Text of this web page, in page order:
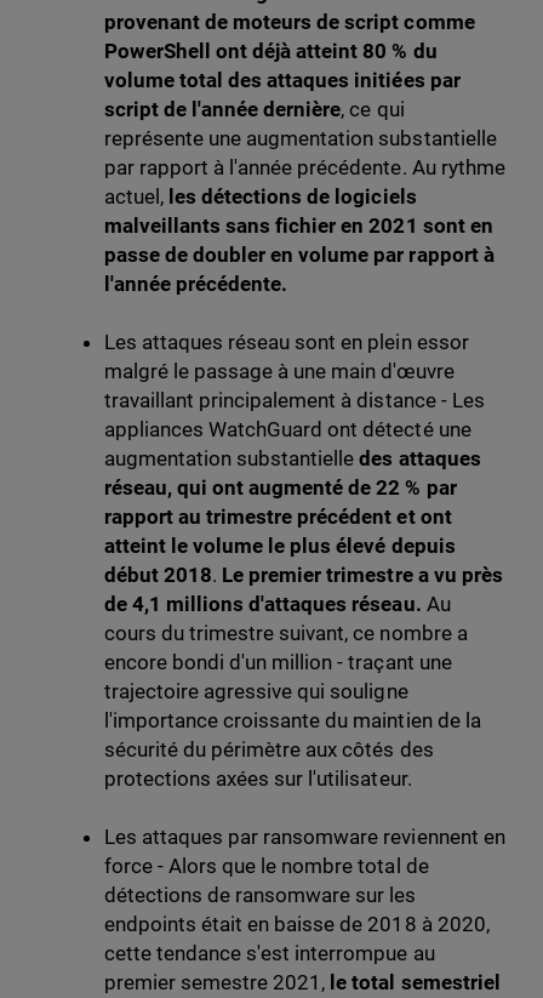
provenant de moteurs de script comme
PowerShell ont déjà atteint 80 % du
volume total des attaques initiées par
script de l'année dernière, ce qui
représente une augmentation substantielle
par rapport à l'année précédente. Au rythme
actuel, les détections de logiciels
malveillants sans fichier en 2021 sont en
passe de doubler en volume par rapport à
l'année précédente.
Les attaques réseau sont en plein essor
malgré le passage à une main d'œuvre
travaillant principalement à distance - Les
appliances WatchGuard ont détecté une
augmentation substantielledes attaques
réseau, qui ont augmenté de 22 % par
rapport au trimestre précédent et ont
atteint le volume le plus élevé depuis
début 2018. Le premier trimestre a vu près
de 4,1 millions d'attaques réseau. Au
cours du trimestre suivant, ce nombre a
encore bondi d'un million - traçant une
trajectoire agressive qui souligne
l'importance croissante du maintien de la
sécurité du périmètre aux côtés des
protections axées sur l'utilisateur.
Les attaques par ransomware reviennent en
force - Alors que le nombre total de
détections de ransomware sur les
endpoints était en baisse de 2018 à 2020,
cette tendance s'est interrompue au
premier semestre 2021, le total semestriel